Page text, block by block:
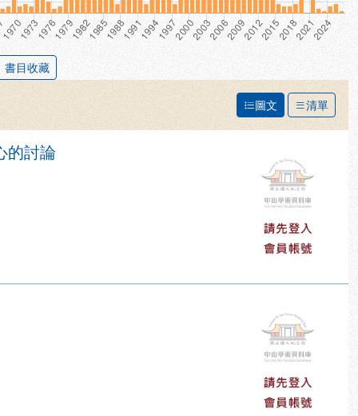
書目收藏
圖文 清單
的討論